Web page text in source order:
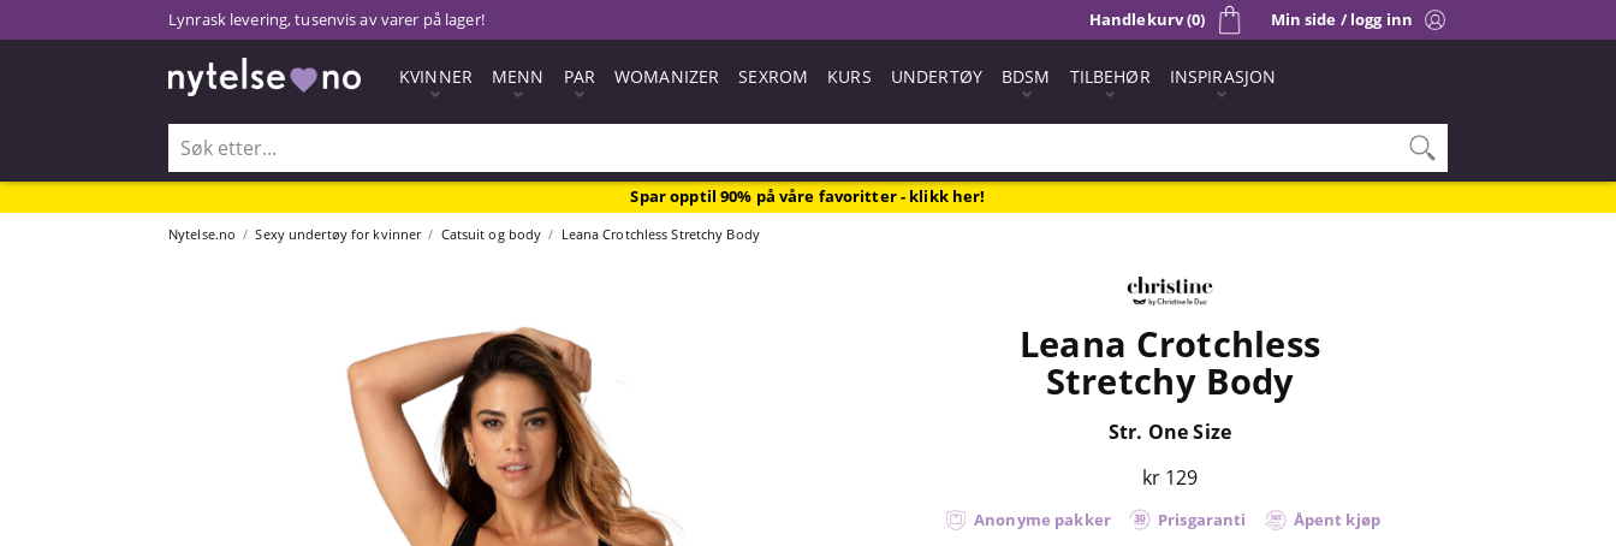
Lynrask levering, tusenvis av varer på lager! Min side / logg inn
Handlekurv (0)
KVINNER MENN PAR WOMANIZER SEXROM KURS UNDERTØY BDSM TILBEHØR INSPIRASJON
Spar opptil 90% på våre favoritter - klikk her!
Nytelse.no Sexy undertøy for kvinner Catsuit og body Leana Crotchless Stretchy Body
Leana Crotchless
Stretchy Body
Str. One Size
kr 129
Anonyme pakker Prisgaranti Åpent kjøp